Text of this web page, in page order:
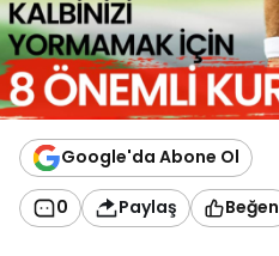
Google'da Abone Ol
0 Paylaş Beğen